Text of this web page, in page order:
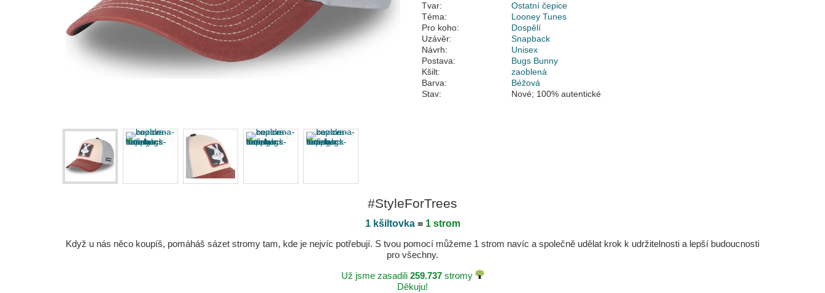
Tvar:
Ostatní čepice
Téma:
Looney Tunes
Pro koho:
Dospělí
Uzávěr:
Snapback
Návrh:
Unisex
Postava:
Bugs Bunny
Kšilt:
zaoblená
Barva:
Béžová
Stav:
Nové; 100% autentické
#StyleForTrees
1 kšiltovka= 1 strom
Když u nás něco koupíš, pomáháš sázet stromy tam, kde je nejvíc potřebují. S tvou pomocí můžeme 1 strom navíc a společně udělat krok k udržitelnosti a lepší budoucnosti
pro všechny.
Už jsme zasadili 259.737stromy
Děkuju!